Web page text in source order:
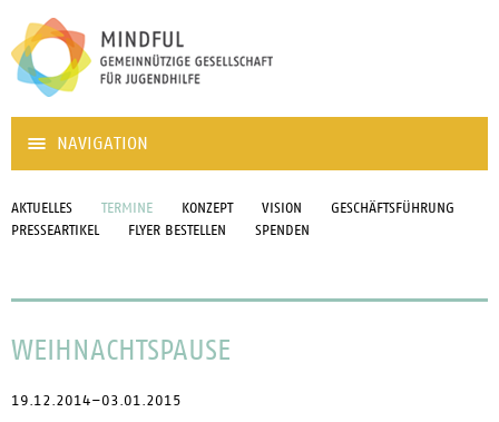
NAVIGATION
AKTUELLES TERMINE KONZEPT VISION
GESCHÄFTSFÜHRUNG
PRESSEARTIKEL
FLYER BESTELLEN SPENDEN
WEIHNACHTSPAUSE
19.12.2014–03.01.2015